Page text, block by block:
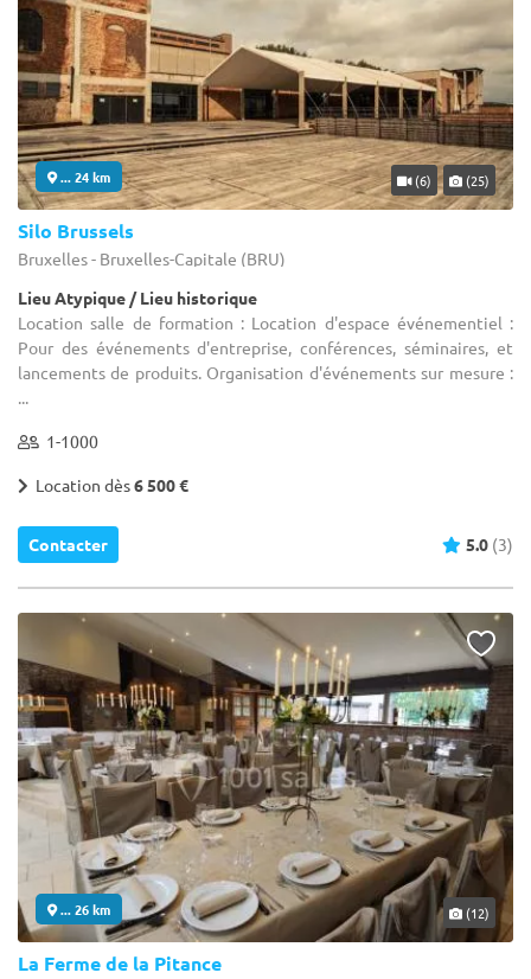
... 24 km (6) (25)
Silo Brussels
Bruxelles - Bruxelles-Capitale (BRU)
Lieu Atypique / Lieu historique
Location salle de formation : Location d'espace événementiel :
Pour des événements d'entreprise, conférences, séminaires, et
lancements de produits. Organisation d'événements sur mesure :
...
1-1000
Location dès6 500 €
Contacter 5.0 (3)
... 26 km (12)
La Ferme de la Pitance